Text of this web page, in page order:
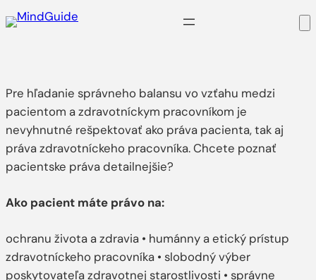
Prejsť
na
Pre hľadanie správneho balansu vo vzťahu medzi
pacientom a zdravotníckym pracovníkom je
nevyhnutné rešpektovať ako práva pacienta, tak aj
práva zdravotníckeho pracovníka. Chcete poznať
pacientske práva detailnejšie?
Ako pacient máte právo na:
ochranu života a zdravia • humánny a etický prístup
zdravotníckeho pracovníka • slobodný výber
poskytovateľa zdravotnej starostlivosti • správne